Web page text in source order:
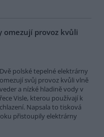
omezují provoz kvůli
Dvě polské tepelné elektrárny
omezují svůj provoz kvůli vlně
veder a nízké hladině vody v
řece Visle, kterou používají k
chlazení. Napsala to tisková
přistoupily elektrárny